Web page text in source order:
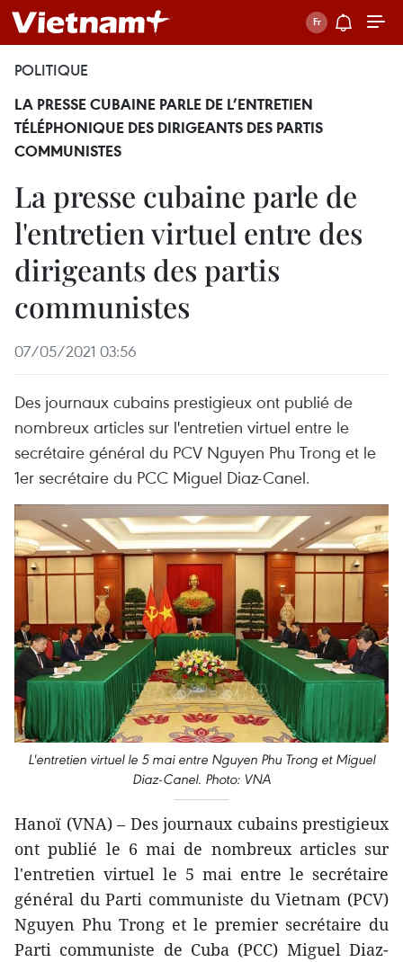
POLITIQUE
LA PRESSE CUBAINE PARLE DE L’ENTRETIEN
TÉLÉPHONIQUE DES DIRIGEANTS DES PARTIS
COMMUNISTES
La presse cubaine parle de
l'entretien virtuel entre des
dirigeants des partis
communistes
07/05/2021 03:56
Des journaux cubains prestigieux ont publié de
nombreux articles sur l'entretien virtuel entre le
secrétaire général du PCV Nguyen Phu Trong et le
1er secrétaire du PCC Miguel Diaz-Canel.
L'entretien virtuel le 5 mai entre Nguyen Phu Trong et Miguel
Diaz-Canel. Photo: VNA
Hanoï (VNA) – Des journaux cubains prestigieux
ont publié le 6 mai de nombreux articles sur
l'entretien virtuel le 5 mai entre le secrétaire
général du Parti communiste du Vietnam (PCV)
Nguyen Phu Trong et le premier secrétaire du
Parti communiste de Cuba (PCC) Miguel Diaz-